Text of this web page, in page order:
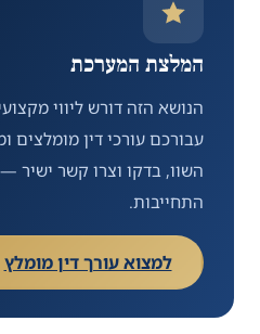
המלצת המערכת
הנושא הזה דורש ליווי
עבורכם עורכי דין מומלצים
השוו, בדקו וצרו קשר ישיר
התחייבות.
למצוא עורך דין מומלץ